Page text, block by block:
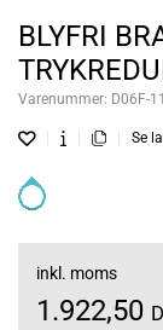
BLYFRI
Varenummer: D06F-
Se
inkl. moms
1.922,50